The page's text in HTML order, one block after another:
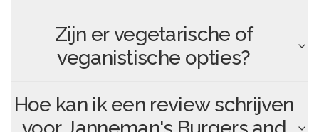
Zijn er vegetarische of
veganistische opties?
Hoe kan ik een review schrijven